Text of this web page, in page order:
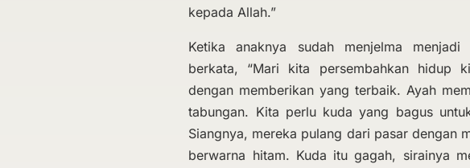
kepada Allah.”
Ketika anaknya sudah menjelma
berkata, “Mari kita persembahkan hidup
dengan memberikan yang terbaik. Ayah
tabungan. Kita perlu kuda yang bagus
Siangnya, mereka pulang dari pasar dengan
berwarna hitam. Kuda itu gagah, sirainya